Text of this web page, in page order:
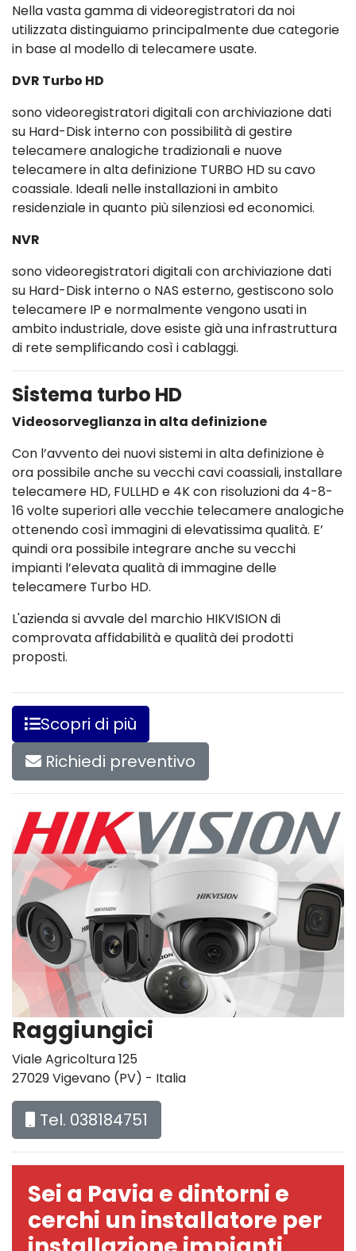
Nella vasta gamma di videoregistratori da noi
utilizzata distinguiamo principalmente due categorie
in base al modello di telecamere usate.
DVR Turbo HD
sono videoregistratori digitali con archiviazione dati
su Hard-Disk interno con possibilità di gestire
telecamere analogiche tradizionali e nuove
telecamere in alta definizione TURBO HD su cavo
coassiale. Ideali nelle installazioni in ambito
residenziale in quanto più silenziosi ed economici.
NVR
sono videoregistratori digitali con archiviazione dati
su Hard-Disk interno o NAS esterno, gestiscono solo
telecamere IP e normalmente vengono usati in
ambito industriale, dove esiste già una infrastruttura
di rete semplificando così i cablaggi.
Sistema turbo HD
Videosorveglianza in alta definizione
Con l’avvento dei nuovi sistemi in alta definizione è
ora possibile anche su vecchi cavi coassiali, installare
telecamere HD, FULLHD e 4K con risoluzioni da 4-8-
16 volte superiori alle vecchie telecamere analogiche
ottenendo così immagini di elevatissima qualità. E’
quindi ora possibile integrare anche su vecchi
impianti l’elevata qualità di immagine delle
telecamere Turbo HD.
L'azienda si avvale del marchio HIKVISION di
comprovata affidabilità e qualità dei prodotti
proposti.
Scopri di più
Richiedi preventivo
Raggiungici
Viale Agricoltura 125
27029 Vigevano (PV) - Italia
Tel. 038184751
Sei a Pavia e dintorni e
cerchi un installatore per